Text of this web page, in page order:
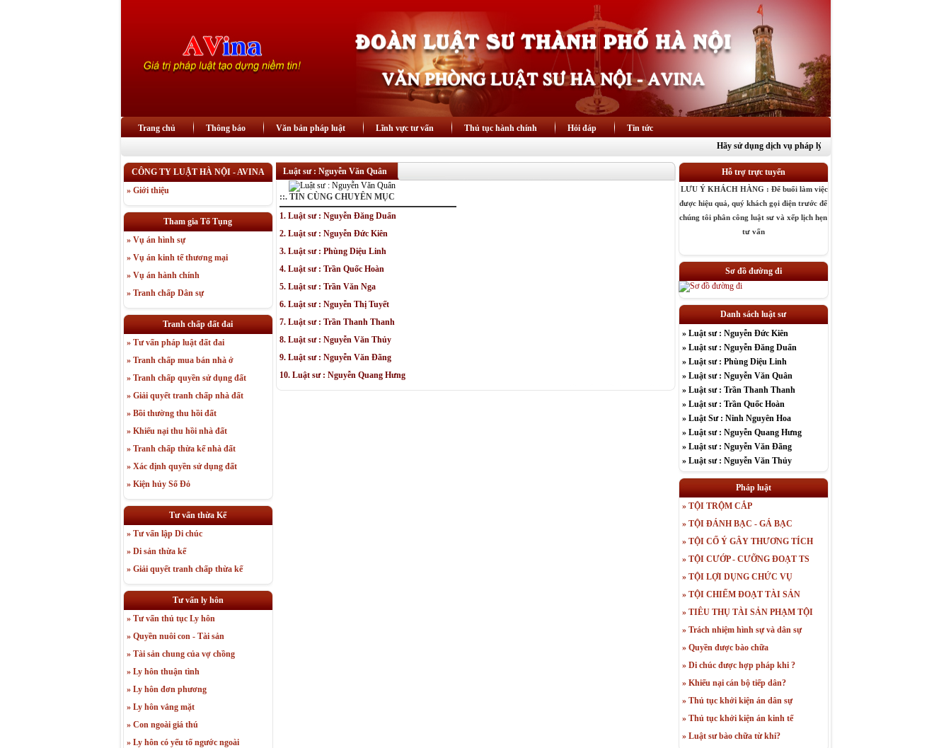
Trang chủ Thông báo Văn bản pháp luật Lĩnh vực tư vấn Thủ tục hành chính Hỏi đáp
Tin tức
Hãy sử dụng dịch vụ pháp lý theo cách chuyên nghiệp vì lợi ích
CÔNG TY LUẬT HÀ NỘI - AVINA
» Giới thiệu
Tham gia Tố Tụng
» Vụ án hình sự
» Vụ án kinh tế thương mại
» Vụ án hành chính
» Tranh chấp Dân sự
Tranh chấp đất đai
» Tư vấn pháp luật đất đai
» Tranh chấp mua bán nhà ở
» Tranh chấp quyền sử dụng đất
» Giải quyết tranh chấp nhà đất
» Bồi thường thu hồi đất
» Khiếu nại thu hồi nhà đất
» Tranh chấp thừa kế nhà đất
» Xác định quyền sử dụng đất
» Kiện hủy Sổ Đỏ
Tư vấn thừa Kế
» Tư vấn lập Di chúc
» Di sản thừa kế
» Giải quyết tranh chấp thừa kế
Tư vấn ly hôn
» Tư vấn thủ tục Ly hôn
» Quyền nuôi con - Tài sản
» Tài sản chung của vợ chồng
» Ly hôn thuận tình
» Ly hôn đơn phương
» Ly hôn vắng mặt
» Con ngoài giá thú
» Ly hôn có yếu tố ngước ngoài
Luật sư : Nguyễn Văn Quân
::. TIN CÙNG CHUYÊN MỤC
1. Luật sư : Nguyễn Đăng Duẩn
2. Luật sư : Nguyễn Đức Kiên
3. Luật sư : Phùng Diệu Linh
4. Luật sư : Trần Quốc Hoàn
5. Luật sư : Trần Văn Nga
6. Luật sư : Nguyễn Thị Tuyết
7. Luật sư : Trần Thanh Thanh
8. Luật sư : Nguyễn Văn Thủy
9. Luật sư : Nguyễn Văn Đãng
10. Luật sư : Nguyễn Quang Hưng
Hỗ trợ trực tuyến
LƯU Ý KHÁCH HÀNG : Để buổi làm việc
được hiệu quả, quý khách gọi điện trước để
chúng tôi phân công luật sư và xếp lịch hẹn
tư vấn
Sơ đồ đường đi
Danh sách luật sư
» Luật sư : Nguyễn Quang Hưng
» Luật sư : Nguyễn Văn Đãng
» Luật sư : Nguyễn Văn Thủy
» Luật sư : Nguyễn Thị Tuyết
» Luật sư : Trần Văn Nga
» Luật sư : Nguyễn Đức Kiên
» Luật sư : Nguyễn Đăng Duẩn
» Luật sư : Phùng Diệu Linh
» Luật sư : Nguyễn Văn Quân
» Luật sư : Trần Thanh Thanh
» Luật sư : Trần Quốc Hoàn
» Luật Sư : Ninh Nguyên Hoa
» Luật sư : Nguyễn Quang Hưng
» Luật sư : Nguyễn Văn Đãng
» Luật sư : Nguyễn Văn Thủy
» Luật sư : Nguyễn Thị Tuyết
» Luật sư : Trần Văn Nga
» Luật sư : Nguyễn Đức Kiên
» Luật sư : Nguyễn Đăng Duẩn
» Luật sư : Phùng Diệu Linh
» Luật sư : Nguyễn Văn Quân
Pháp luật
» TỘI TRỘM CẮP
» TỘI ĐÁNH BẠC - GÁ BẠC
» TỘI CỐ Ý GÂY THƯƠNG TÍCH
» TỘI CƯỚP - CƯỠNG ĐOẠT TS
» TỘI LỢI DỤNG CHỨC VỤ
» TỘI CHIẾM ĐOẠT TÀI SẢN
» TIÊU THỤ TÀI SẢN PHẠM TỘI
» Trách nhiệm hình sự và dân sự
» Quyền được bào chữa
» Di chúc được hợp pháp khi ?
» Khiếu nại cán bộ tiếp dân?
» Thủ tục khởi kiện án dân sự
» Thủ tục khởi kiện án kinh tế
» Luật sư bào chữa từ khi?